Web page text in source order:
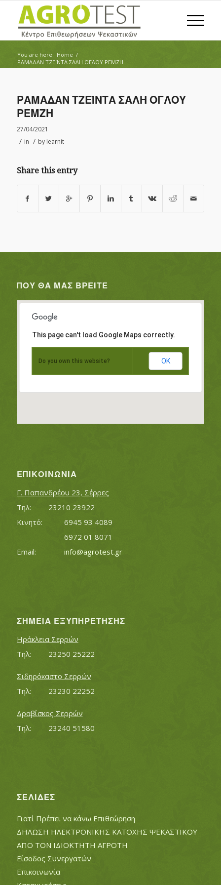
You are here: Home /
ΡΑΜΑΔΑΝ ΤΖΕΪΝΤΑ ΣΑΛΗ ΟΓΛΟΥ ΡΕΜΖΗ
ΡΑΜΑΔΑΝ ΤΖΕΪΝΤΑ ΣΑΛΗ ΟΓΛΟΥ
ΡΕΜΖΗ
27/04/2021
/ in / by learnit
Share this entry
ΠΟΥ ΘΑ ΜΑΣ ΒΡΕΊΤΕ
This page can't load Google Maps correctly.
Do you own this website? OK
ΕΠΙΚΟΙΝΩΝΊΑ
Γ. Παπανδρέου 23, Σέρρες
Τηλ:		23210 23922
Κινητό:		6945 93 4089
			6972 01 8071
info@agrotest.gr
ΣΗΜΕΊΑ ΕΞΥΠΗΡΈΤΗΣΗΣ
Ηράκλεια Σερρών
Τηλ:		23250 25222
Σιδηρόκαστο Σερρών
Τηλ:		23230 22252
Δραβίσκος Σερρών
Τηλ:		23240 51580
ΣΕΛΊΔΕΣ
Γιατί Πρέπει να κάνω Επιθεώρηση
ΔΗΛΩΣΗ ΗΛΕΚΤΡΟΝΙΚΗΣ ΚΑΤΟΧΗΣ ΨΕΚΑΣΤΙΚΟΥ
ΑΠΟ ΤΟΝ ΙΔΙΟΚΤΗΤΗ ΑΓΡΟΤΗ
Είσοδος Συνεργατών
Επικοινωνία